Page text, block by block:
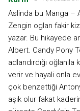
Aslinda bu Manga –
Zengin oglan fakir
yazar. Bu hikayede
Albert. Candy Pony
adlandırdığı
verir ve hayali onla
çok benzettiği
aşık olur fakat